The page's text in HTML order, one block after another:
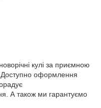
кулі за приємною
Доступно оформлення
А також ми гарантуємо